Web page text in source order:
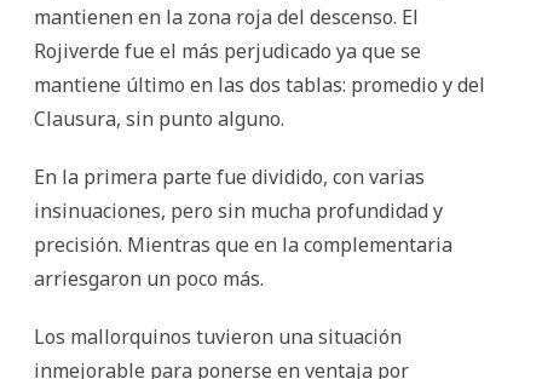
mantienen en la zona roja del descenso. El
Rojiverde fue el más perjudicado ya que se
mantiene último en las dos tablas: promedio y del
Clausura, sin punto alguno.
En la primera parte fue dividido, con varias
insinuaciones, pero sin mucha profundidad y
precisión. Mientras que en la complementaria
arriesgaron un poco más.
Los mallorquinos tuvieron una situación
inmejorable para ponerse en ventaja por